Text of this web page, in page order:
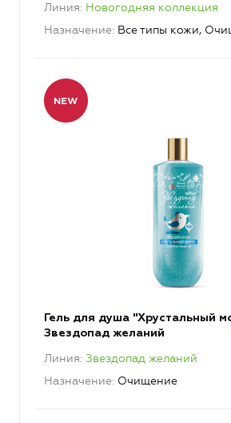
Линия Новогодняя коллекция
Назначение Все типы кожи,
Гель для душа "Хрустальный
Звездопад желаний
Линия Звездопад желаний
Назначение Очищение